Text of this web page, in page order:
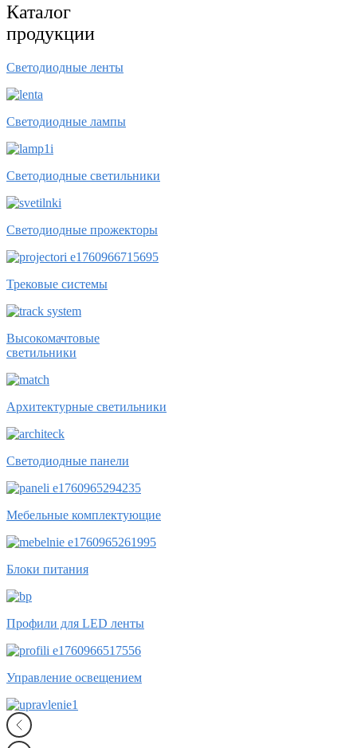
Каталог
продукции
Светодиодные ленты
Светодиодные лампы
Светодиодные светильники
Светодиодные прожекторы
Трековые системы
Высокомачтовые
светильники
Архитектурные светильники
Светодиодные панели
Мебельные комплектующие
Блоки питания
Профили для LED ленты
Управление освещением